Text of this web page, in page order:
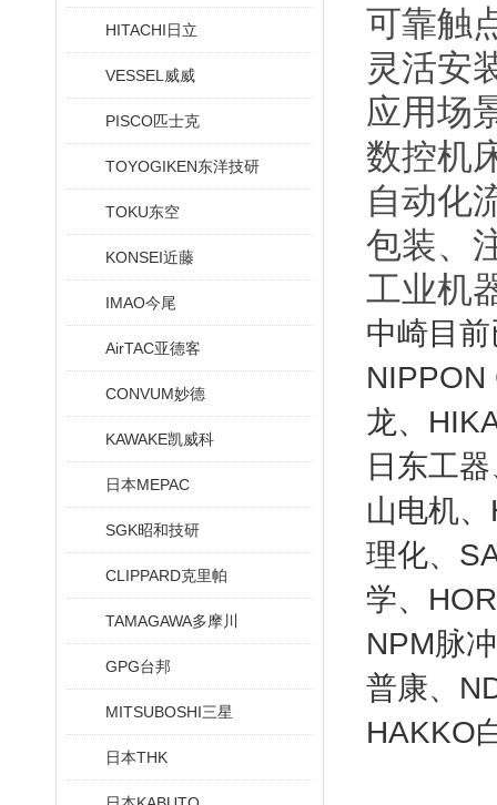
HITACHI日立
VESSEL威威
PISCO匹士克
TOYOGIKEN东洋技研
TOKU东空
KONSEI近藤
IMAO今尾
AirTAC亚德客
CONVUM妙德
KAWAKE凯威科
日本MEPAC
SGK昭和技研
CLIPPARD克里帕
TAMAGAWA多摩川
GPG台邦
MITSUBOSHI三星
日本THK
可靠触
灵活安
应用场
数控机
自动化
包装、
工业机
中崎目
NIPPON
龙、
日东工
山电机
理化、
学、
NPM脉
普康、
HAKKO